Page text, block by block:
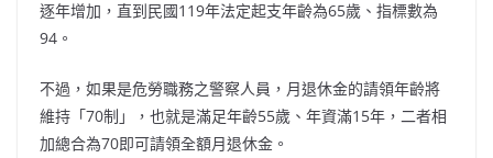
逐年增加，直到民國119年法定起支年齡為65歲、指標數為
94。
不過，如果是危勞職務之警察人員，月退休金的請領年齡將
維持「70制」，也就是滿足年齡55歲、年資滿15年，二者相
加總合為70即可請領全額月退休金。